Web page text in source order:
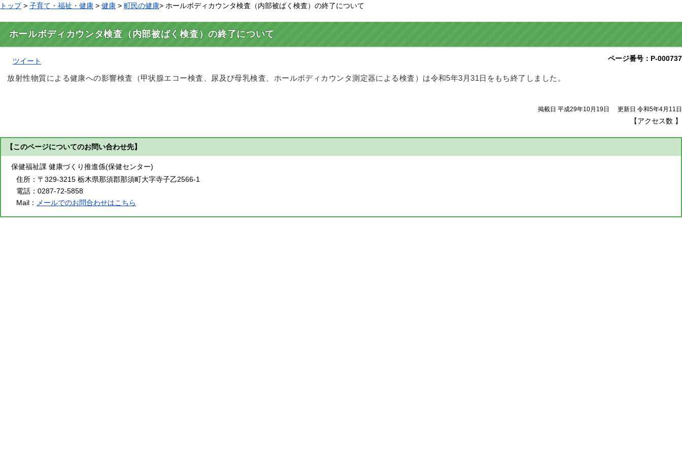
トップ> 子育て・福祉・健康 > 健康 > 町民の健康> ホールボディカウンタ検査（内部被ばく検査）の終了について
ホールボディカウンタ検査（内部被ばく検査）の終了について
ページ番号：P-000737
ツイート
放射性物質による健康への影響検査（甲状腺エコー検査、尿及び母乳検査、ホールボディカウンタ測定器による検査）は令和5年3月31日をもち終了しました。
掲載日 平成29年10月19日 更新日 令和5年4月11日
【アクセス数 】
【このページについてのお問い合わせ先】
保健福祉課 健康づくり推進係(保健センター)
住所： 〒329-3215 栃木県那須郡那須町大字寺子乙2566-1
電話： 0287-72-5858
Mail：
メールでのお問合わせはこちら